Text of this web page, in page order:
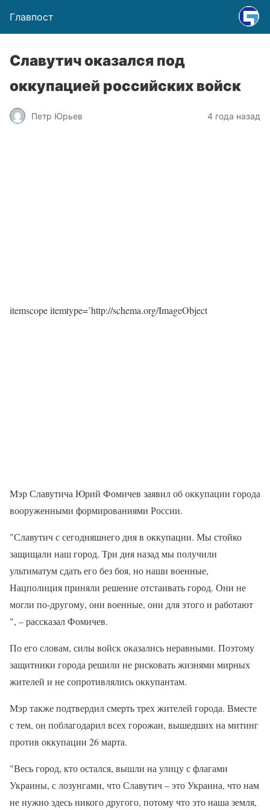
Главпост
Славутич оказался под
оккупацией российских войск
Петр Юрьев 4 года назад
itemscope itemtype=’http://schema.org/ImageObject
Мэр Славутича Юрий Фомичев заявил об оккупации города
вооруженными формированиями России.
"Славутич с сегодняшнего дня в оккупации. Мы стойко
защищали наш город. Три дня назад мы получили
ультиматум сдать его без боя, но наши военные,
Нацполиция приняли решение отстаивать город. Они не
могли по-другому, они военные, они для этого и работают
", – рассказал Фомичев.
По его словам, силы войск оказались неравными. Поэтому
защитники города решили не рисковать жизнями мирных
жителей и не сопротивлялись оккупантам.
Мэр также подтвердил смерть трех жителей города. Вместе
с тем, он поблагодарил всех горожан, вышедших на митинг
против оккупации 26 марта.
"Весь город, кто остался, вышли на улицу с флагами
Украины, с лозунгами, что Славутич – это Украина, что нам
не нужно здесь никого другого, потому что это наша земля,